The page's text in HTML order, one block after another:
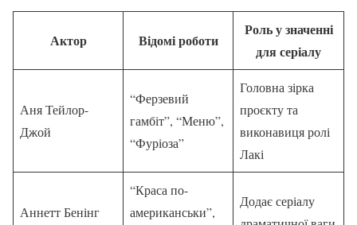
Актор Відомі роботи
Роль у значенні
для серіалу
Аня Тейлор-
Джой
“Ферзевий
гамбіт”, “Меню”,
“Фуріоза”
Головна зірка
проєкту та
виконавиця ролі
Лакі
Аннетт Бенінг
“Краса по-
американськи”,
Додає серіалу